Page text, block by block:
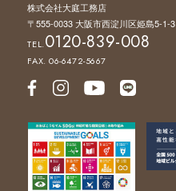
株式会社大庭工務店
〒555-0033 大阪市西淀川区姫島5-1-3
TEL.0120-839-008
FAX. 06-6472-5667